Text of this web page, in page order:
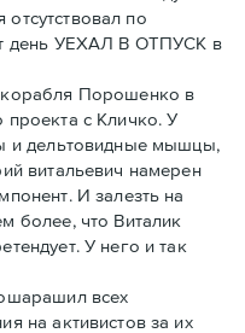
по
день УЕХАЛ В ОТПУСК в
корабля Порошенко в
проекта с Кличко. У
и дельтовидные мышцы,
витальевич намерен
И залезть на
более, что Виталик
У него и так
всех
на активистов за их